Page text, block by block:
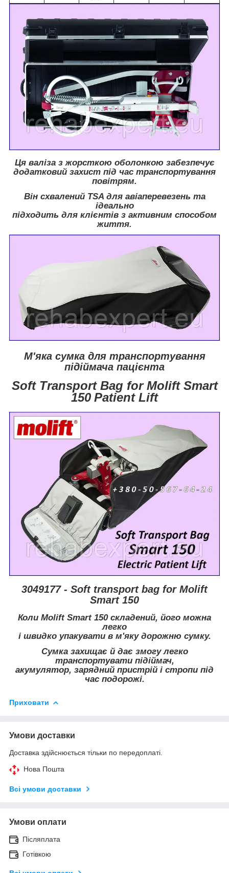
Ця валіза з жорсткою оболонкою забезпечує
додатковий захист під час транспортування
повітрям.
Він схвалений TSA для авіаперевезень та
ідеально
підходить для клієнтів з активним способом
життя.
М'яка сумка для транспортування
підіймача пацієнта
Soft Transport Bag for Molift Smart
150 Patient Lift
3049177 - Soft transport bag for Molift
Smart 150
Коли Molift Smart 150 складений, його можна
легко
і швидко упакувати в м'яку дорожню сумку.
Сумка захищає й дає змогу легко
транспортувати підіймач,
акумулятор, зарядний пристрій і стропи під
час подорожі.
Приховати
Умови доставки
Доставка здійснюється тільки по передоплаті.
Нова Пошта
Всі умови доставки
Умови оплати
Післяплата
Готівкою